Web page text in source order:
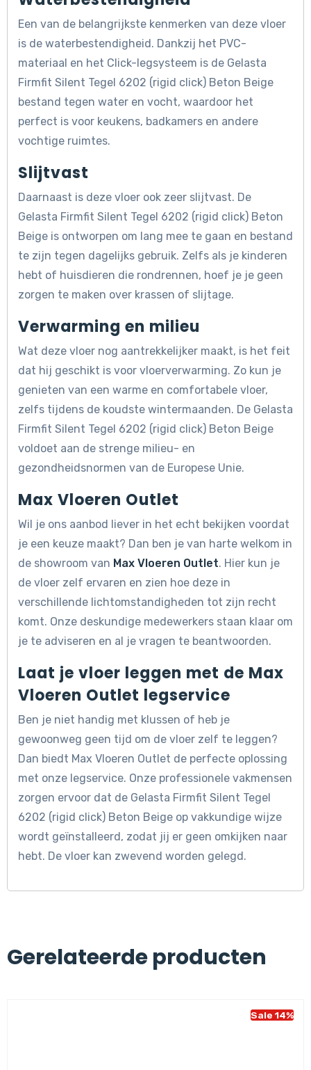
Een van de belangrijkste kenmerken van deze vloer
is de waterbestendigheid. Dankzij het PVC-
materiaal en het Click-legsysteem is de Gelasta
Firmfit Silent Tegel 6202 (rigid click) Beton Beige
bestand tegen water en vocht, waardoor het
perfect is voor keukens, badkamers en andere
vochtige ruimtes.
Slijtvast
Daarnaast is deze vloer ook zeer slijtvast. De
Gelasta Firmfit Silent Tegel 6202 (rigid click) Beton
Beige is ontworpen om lang mee te gaan en bestand
te zijn tegen dagelijks gebruik. Zelfs als je kinderen
hebt of huisdieren die rondrennen, hoef je je geen
zorgen te maken over krassen of slijtage.
Verwarming en milieu
Wat deze vloer nog aantrekkelijker maakt, is het feit
dat hij geschikt is voor vloerverwarming. Zo kun je
genieten van een warme en comfortabele vloer,
zelfs tijdens de koudste wintermaanden. De Gelasta
Firmfit Silent Tegel 6202 (rigid click) Beton Beige
voldoet aan de strenge milieu- en
gezondheidsnormen van de Europese Unie.
Max Vloeren Outlet
Wil je ons aanbod liever in het echt bekijken voordat
je een keuze maakt? Dan ben je van harte welkom in
de showroom van Max Vloeren Outlet. Hier kun je
de vloer zelf ervaren en zien hoe deze in
verschillende lichtomstandigheden tot zijn recht
komt. Onze deskundige medewerkers staan klaar om
je te adviseren en al je vragen te beantwoorden.
Laat je vloer leggen met de Max
Vloeren Outlet legservice
Ben je niet handig met klussen of heb je
gewoonweg geen tijd om de vloer zelf te leggen?
Dan biedt Max Vloeren Outlet de perfecte oplossing
met onze legservice. Onze professionele vakmensen
zorgen ervoor dat de Gelasta Firmfit Silent Tegel
6202 (rigid click) Beton Beige op vakkundige wijze
wordt geïnstalleerd, zodat jij er geen omkijken naar
hebt. De vloer kan zwevend worden gelegd.
Gerelateerde producten
Sale 14%